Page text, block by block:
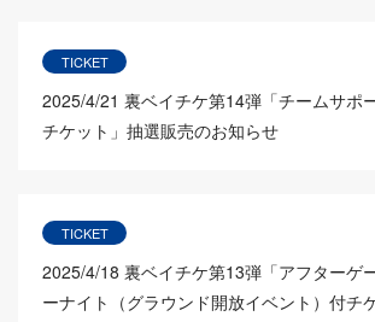
TICKET
2025/4/21 裏ベイチケ第14弾「チームサポ
チケット」抽選販売のお知らせ
TICKET
2025/4/18 裏ベイチケ第13弾「アフターゲ
ーナイト（グラウンド開放イベント）付チ